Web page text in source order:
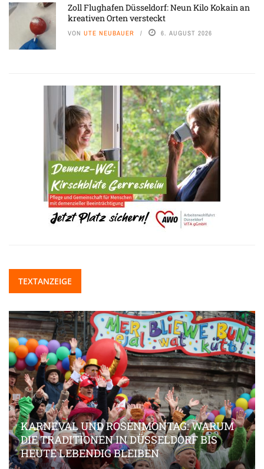
Zoll Flughafen Düsseldorf: Neun Kilo Kokain an
kreativen Orten versteckt
VON UTE NEUBAUER 6. AUGUST 2026
TEXTANZEIGE
KARNEVAL UND ROSENMONTAG: WARUM
DIE TRADITIONEN IN DÜSSELDORF BIS
HEUTE LEBENDIG BLEIBEN